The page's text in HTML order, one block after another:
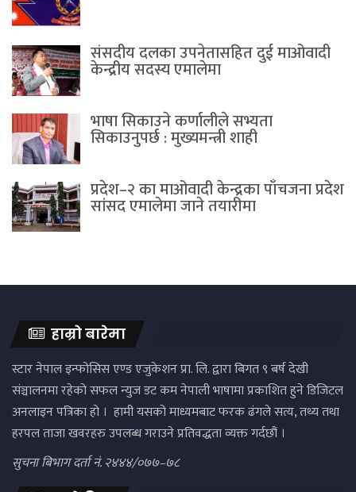
संसदीय दलका उपनेतासहित दुई माओवादी
केन्द्रीय सदस्य एमालेमा
भाषा सिकाउने कर्णालीले सभ्यता
सिकाउनुपर्छ : मुख्यमन्त्री शाही
प्रदेश–२ का माओवादी केन्द्रका पाँचजना प्रदेश
सांसद एमालेमा जाने तयारीमा
हाम्रो बारेमा
स्टार नेपाल इन्फोसिस एण्ड एजुकेशन प्रा. लि. द्वारा बिगत ९ बर्ष देखी
संञ्चालनमा रहेको सफल न्युज डट कम नेपाली भाषामा प्रकाशित हुने डिजिटल
अनलाइन पत्रिका हो । हामी यसको माध्यमबाट फरक ढंगले सत्य, तथ्य तथा
हरपल ताजा खवरहरु उपलब्ध गराउने प्रतिवद्धता व्यक्त गर्दछौं ।
सुचना बिभाग दर्ता नं. २४४४/०७७–७८